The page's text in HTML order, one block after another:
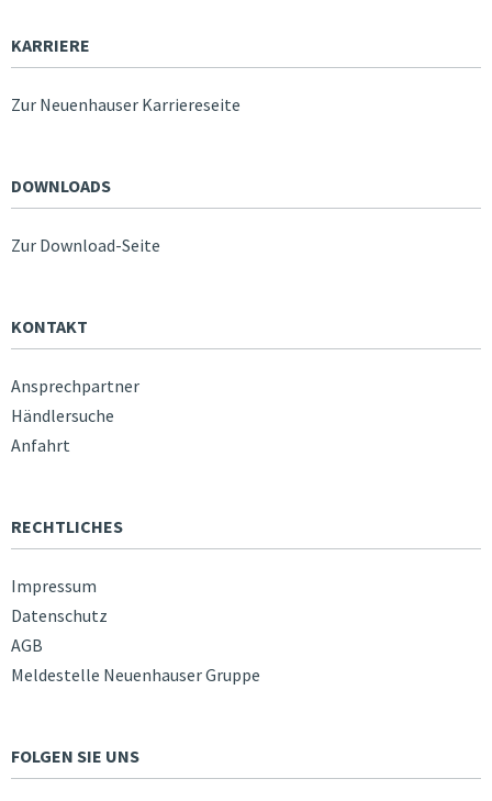
KARRIERE
Zur Neuenhauser Karriereseite
DOWNLOADS
Zur Download-Seite
KONTAKT
Ansprechpartner
Händlersuche
Anfahrt
RECHTLICHES
Impressum
Datenschutz
AGB
Meldestelle Neuenhauser Gruppe
FOLGEN SIE UNS